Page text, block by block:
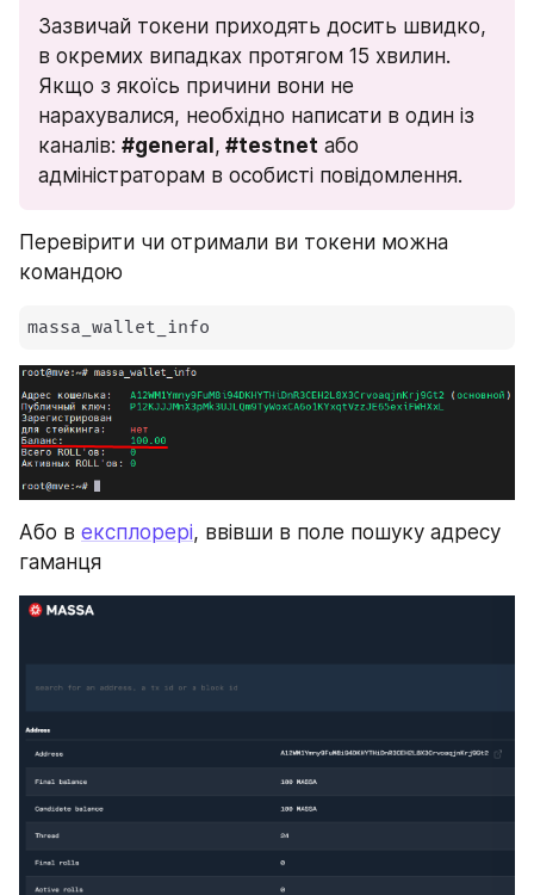
Зазвичай токени приходять досить швидко,
в окремих випадках протягом 15 хвилин.
Якщо з якоїсь причини вони не
нарахувалися, необхідно написати в один із
каналів: #general , #testnet або
адміністраторам в особисті повідомлення.
Перевірити чи отримали ви токени можна
командою
massa_wallet_info
Або в експлорері, ввівши в поле пошуку адресу
гаманця